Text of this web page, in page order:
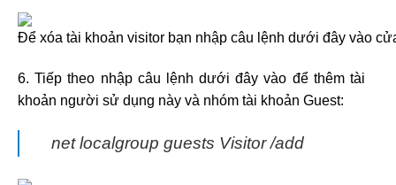
6. Tiếp theo nhập câu lệnh dưới đây vào để thêm tài
khoản người sử dụng này và nhóm tài khoản Guest:
net localgroup guests Visitor /add